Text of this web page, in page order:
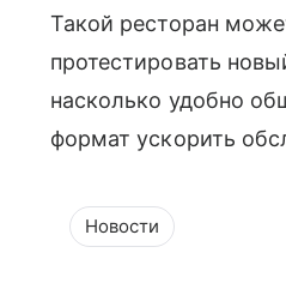
Такой ресторан
протестировать
насколько удобно
формат ускорить
Новости